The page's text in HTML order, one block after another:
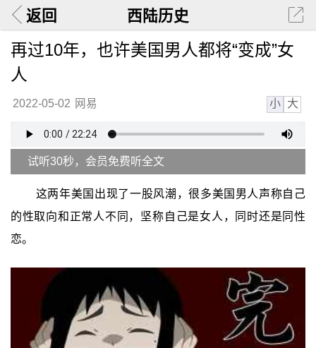
返回 西陆历史
再过10年，也许美国男人都将“变成”女
人
2022-05-02 网易 小 大
试听30秒，会员免费听全文
这两年美国出现了一股风潮，很多美国男人声称自己
的性取向和正常人不同，坚称自己是女人，同时还是同性
恋。